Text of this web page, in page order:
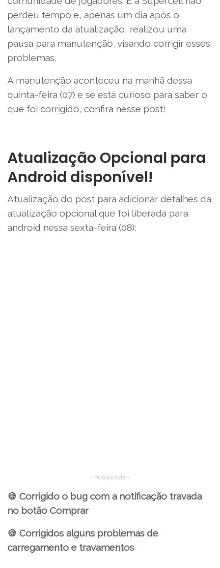
perdeu tempo e, apenas um dia após o
lançamento da atualização, realizou uma
pausa para manutenção, visando corrigir esses
problemas.
A manutenção aconteceu na manhã dessa
quinta-feira (07) e se está curioso para saber o
que foi corrigido, confira nesse post!
Atualização Opcional para
Android disponível!
Atualização do post para adicionar detalhes da
atualização opcional que foi liberada para
android nessa sexta-feira (08):
- Publicidade -
🍪 Corrigido o bug com a notificação travada
no botão Comprar
🍪 Corrigidos alguns problemas de
carregamento e travamentos